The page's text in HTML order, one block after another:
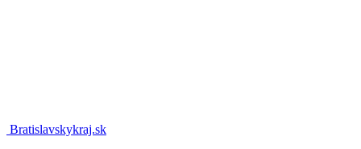
Bratislavskykraj.sk